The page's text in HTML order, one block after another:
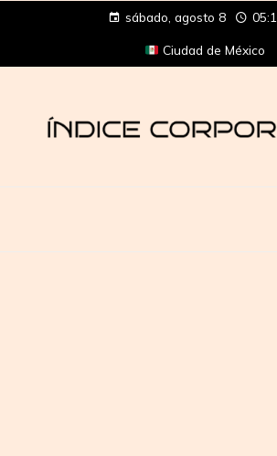
sábado, agosto 8
Ciudad de México